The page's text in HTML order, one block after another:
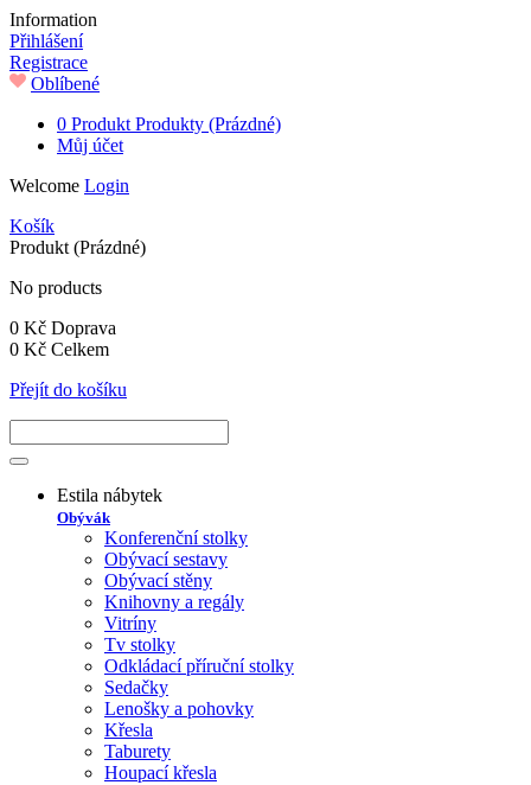
Information
Přihlášení
Registrace
Oblíbené
0 Produkt Produkty (Prázdné)
Můj účet
Welcome Login
Košík
Produkt (Prázdné)
No products
0 Kč Doprava
0 Kč Celkem
Přejít do košíku
Estila nábytek
Obývák
Konferenční stolky
Obývací sestavy
Obývací stěny
Knihovny a regály
Vitríny
Tv stolky
Odkládací příruční stolky
Sedačky
Lenošky a pohovky
Křesla
Taburety
Houpací křesla